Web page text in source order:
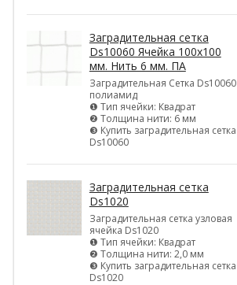
Заградительная сетка
Ds10060 Ячейка 100х100
мм. Нить 6 мм. ПА
Заградительная Сетка Ds10060
полиамид
❶ Тип ячейки: Квадрат
❷ Толщина нити: 6 мм
❸ Купить заградительная сетка
Ds10060
Заградительная сетка
Ds1020
Заградительная сетка узловая
ячейка Ds1020
❶ Тип ячейки: Квадрат
❷ Толщина нити: 2,0 мм
❸ Купить заградительная сетка
Ds1020